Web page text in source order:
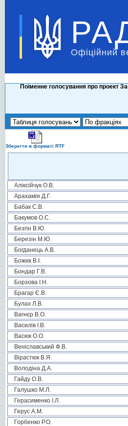
Офіційний
Поіменне голосування про проект
Зберегти в форматі RTF
Аліксійчук О.В.
Арахамія Д.Г.
Бабак С.В.
Бакумов О.С.
Безгін В.Ю.
Березін М.Ю.
Богданець А.В.
Божик В.І.
Бондар Г.В.
Борзова І.Н.
Брагар Є.В.
Булах Л.В.
Вагнєр В.О.
Василів І.В.
Васюк О.О.
Веніславський Ф.В.
Вірастюк В.Я.
Володіна Д.А.
Гайду О.В.
Галушко М.Л.
Герасименко І.Л.
Герус А.М.
Горбенко Р.О.